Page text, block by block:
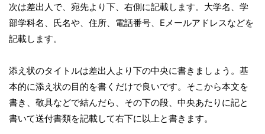
次は差出人で、宛先より下、右側に記載します。大学名、学
部学科名、氏名や、住所、電話番号、Eメールアドレスなどを
記載します。
添え状のタイトルは差出人より下の中央に書きましょう。基
本的に添え状の目的を書くだけで良いです。そこから本文を
書き、敬具などで結んだら、その下の段、中央あたりに記と
書いて送付書類を記載して右下に以上と書きます。